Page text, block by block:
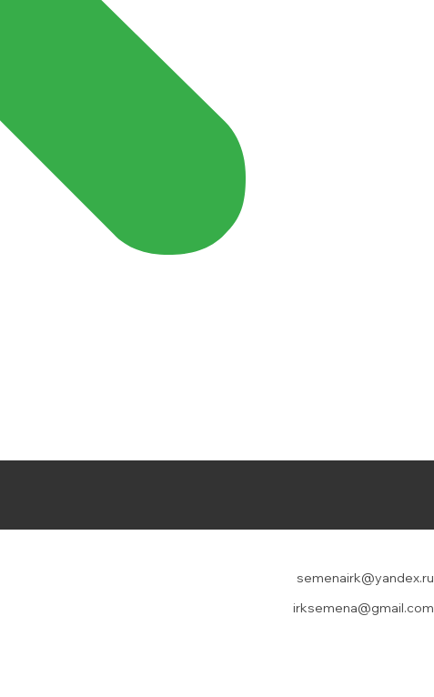
semenairk@yandex.ru
irksemena@gmail.com